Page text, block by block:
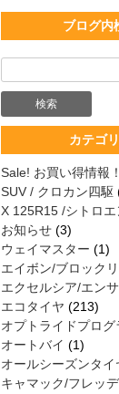
ブログ内
カテゴ
Sale! お買い得情報！
SUV / クロカン四駆
X 125R15 /シトロエ
お知らせ (3)
ウェイマスター (1)
エイボン/ブロック
エクセルシア/エン
エコタイヤ (213)
オプトライドプログ
オートバイ (1)
オールシーズンタイ
キャマック/フレッ